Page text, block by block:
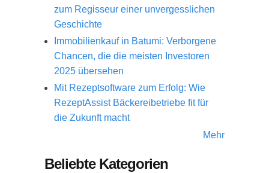
zum Regisseur einer unvergesslichen
Geschichte
Immobilienkauf in Batumi: Verborgene
Chancen, die die meisten Investoren
2025 übersehen
Mit Rezeptsoftware zum Erfolg: Wie
RezeptAssist Bäckereibetriebe fit für
die Zukunft macht
Mehr
Beliebte Kategorien